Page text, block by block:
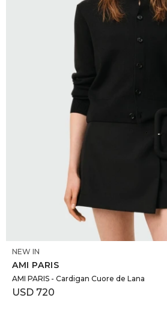
SELECCIONAR TALLE
NEW IN
AMI PARIS
AMI PARIS - Cardigan Cuore de Lana
USD 720